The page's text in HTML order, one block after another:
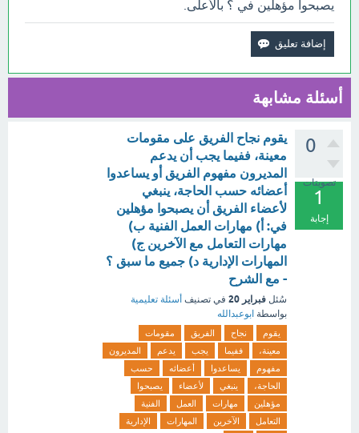
يصبحوا مؤهلين في ؟ بالأعلى.
أسئلة مشابهة
0
تصويتات
1
إجابة
يقوم نجاح الفريق على مقومات
معينة، ففيما يجب أن يدعم
المديرون مفهوم الفريق أو يساعدوا
أعضائه حسب الحاجة، ينبغي
لأعضاء الفريق أن يصبحوا مؤهلين
في: أ) مهارات العمل الفنية ب)
مهارات التعامل مع الآخرين ج)
المهارات الإدارية د) جميع ما سبق ؟
- مع الشرح
سُئل فبراير 20 في تصنيف أسئلة تعليمية
بواسطة ابوعبدالله
يقوم نجاح الفريق
مقومات
معينة،
ففيما يجب يدعم
المديرون
مفهوم
يساعدوا أعضائه
حسب
الحاجة،
ينبغي لأعضاء
يصبحوا
مؤهلين
مهارات العمل
الفنية
التعامل
الآخرين المهارات
الإدارية